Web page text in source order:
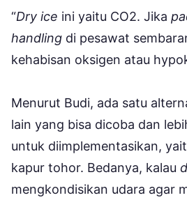
“Dry ice ini yaitu CO2. Jika
handling di pesawat
kehabisan oksigen atau
Menurut Budi, ada satu
lain yang bisa dicoba dan
untuk diimplementasikan,
kapur tohor. Bedanya, kalau
mengkondisikan udara agar